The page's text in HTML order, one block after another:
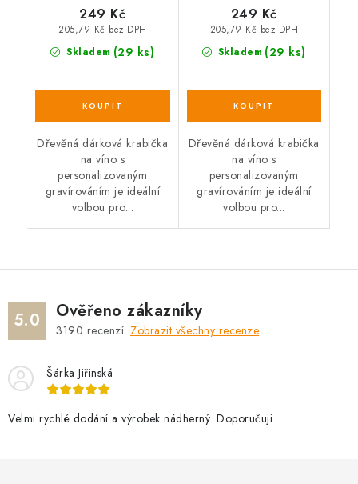
Skladem (29 ks)
205,79 Kč bez DPH
249 Kč
Dřevěná dárková krabička
na víno s
personalizovaným
gravírováním je ideální
volbou pro...
Skladem (29 ks)
205,79 Kč bez DPH
249 Kč
Dřevěná dárková krabička
na víno s
personalizovaným
gravírováním je ideální
volbou pro...
5.0 Ověřeno zákazníky
3190 recenzí. Zobrazit všechny recenze
Šárka Jiřinská
Velmi rychlé dodání a výrobek nádherný. Doporučuji